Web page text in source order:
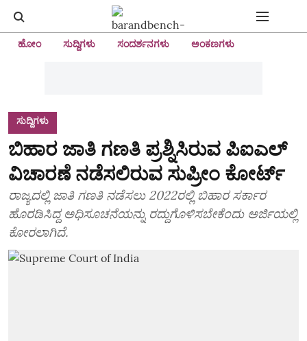
ಹೋಂ ಸುದ್ದಿಗಳು ಸಂದರ್ಶನಗಳು ಅಂಕಣಗಳು
ಸುದ್ದಿಗಳು
ಬಿಹಾರ ಜಾತಿ ಗಣತಿ ಪ್ರಶ್ನಿಸಿರುವ ಪಿಐಎಲ್
ವಿಚಾರಣೆ ನಡೆಸಲಿರುವ ಸುಪ್ರೀಂ ಕೋರ್ಟ್
ರಾಜ್ಯದಲ್ಲಿ ಜಾತಿ ಗಣತಿ ನಡೆಸಲು 2022ರಲ್ಲಿ ಬಿಹಾರ ಸರ್ಕಾರ
ಹೊರಡಿಸಿದ್ದ ಅಧಿಸೂಚನೆಯನ್ನು ರದ್ದುಗೊಳಿಸಬೇಕೆಂದು ಅರ್ಜಿಯಲ್ಲಿ
ಕೋರಲಾಗಿದೆ.